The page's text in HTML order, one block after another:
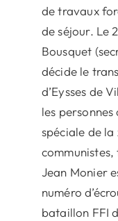
de travaux
de séjour. Le
Bousquet
décide le
d’Eysses de
les
spéciale de la
Jean Monier
numéro
bataillon FFI